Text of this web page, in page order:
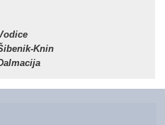
Knin